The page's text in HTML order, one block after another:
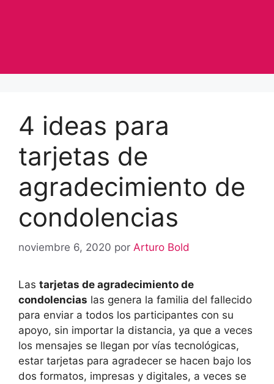
4 ideas para
tarjetas de
agradecimiento de
condolencias
noviembre 6, 2020 por Arturo Bold
Las tarjetas de agradecimiento de
condolencias las genera la familia del fallecido
para enviar a todos los participantes con su
apoyo, sin importar la distancia, ya que a veces
los mensajes se llegan por vías tecnológicas,
estar tarjetas para agradecer se hacen bajo los
dos formatos, impresas y digitales, a veces se